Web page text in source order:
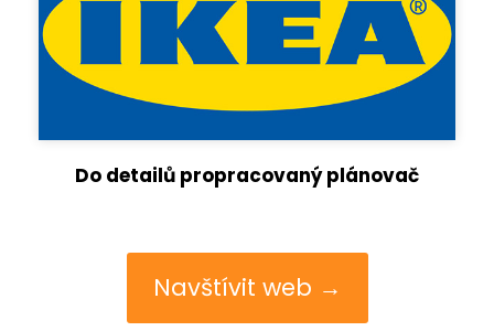
Do detailů propracovaný plánovač
Navštívit web →